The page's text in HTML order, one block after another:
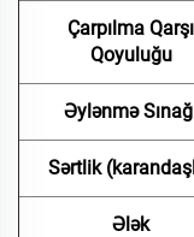
Çarpılma Qarşı
Qoyuluğu
Əylənmə
Sərtlik
Ələk